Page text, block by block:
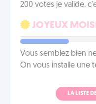
200 votes je valide,
JOYEUX
Vous semblez bien
On vous installe une
LA LISTE